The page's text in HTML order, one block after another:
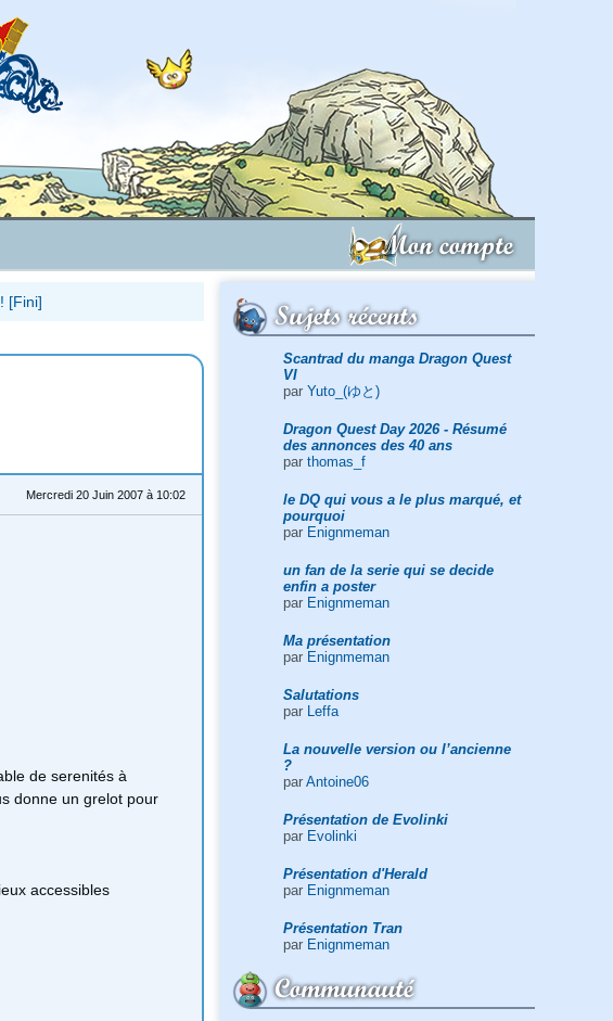
Mon compte
Sujets récents
Scantrad du manga Dragon Quest
VI
par Yuto_(ゆと)
Dragon Quest Day 2026 - Résumé
des annonces des 40 ans
par thomas_f
le DQ qui vous a le plus marqué, et
pourquoi
par Enignmeman
un fan de la serie qui se decide
enfin a poster
par Enignmeman
Ma présentation
par Enignmeman
Salutations
par
Leffa
La nouvelle version ou l’ancienne
?
par Antoine06
Présentation de Evolinki
par Evolinki
Présentation d'Herald
par Enignmeman
Présentation Tran
par Enignmeman
Communauté
[Fini]
Mercredi 20 Juin 2007 à 10:02
de serenités à
donne un grelot pour
accessibles